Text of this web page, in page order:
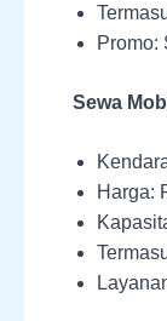
Promo:
Sewa
Harga: